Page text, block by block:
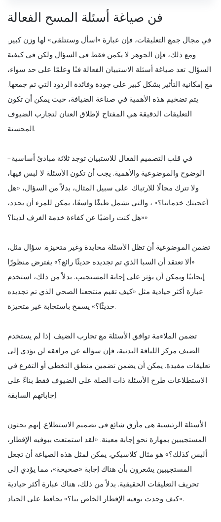
فن صياغة أسئلة المسح الفعالة
في مجال جمع التعليقات، فإن عبارة «اسأل وستتلقى» لها وزن كبير.
ومع ذلك، فإن الجوهر لا يكمن فقط في السؤال ولكن في كيفية
السؤال. تعد صياغة أسئلة الاستبيان الفعالة فنًا وعلمًا على حد سواء،
مع إمكانية التأثير بشكل كبير على جودة وفائدة الردود التي تم جمعها.
يتم تضخيم هذه الأهمية في صناعة الضيافة، حيث يمكن أن تكون
التعليقات الدقيقة هي المفتاح لإطلاق العنان لتجارب الضيوف
المحسنة.
في قلب التصميم الفعال للاستبيان توجد ثلاثة مبادئ أساسية-
الوضوح والموضوعية والأهمية. يجب أن تكون الأسئلة لا لبس فيها،
ولا تترك مجالًا للارتباك. على سبيل المثال، بدلاً من السؤال، «هل
أعجبتك خدماتنا؟» ، والتي تشمل طيفًا واسعًا، يمكن للمرء أن يحدد،
«هل كنت راضيًا عن كفاءة خدمة الغرف لدينا؟»
تضمن الموضوعية أن تظل الأسئلة محايدة وغير متحيزة. سؤال مثل،
«ألا تعتقد أن السبا الذي تم تجديده حديثًا رائع؟» يفترض منظورًا
إيجابيًا ويمكن أن يؤثر على إجابة المستجيب. بدلاً من ذلك، استخدم
عبارة أكثر حيادية مثل «كيف تقيم منتجعنا الصحي الذي تم تجديده
حديثًا؟» يسمح باستجابة غير متحيزة.
تضمن الملاءمة توافق الأسئلة مع تجارب الضيف. إذا لم يستخدم
الضيف مركز اللياقة البدنية، فإن سؤاله عن مرافقه لن يؤدي إلى
تعليقات مفيدة. يمكن أن يضمن تضمين منطق التخطي أو التفرع في
الاستطلاعات طرح الأسئلة ذات الصلة على الضيوف فقط بناءً على
إجاباتهم السابقة.
الأسئلة الرئيسية هي مأزق شائع في تصميم الاستطلاع. إنهم يحثون
المستجيبين بمهارة نحو إجابة معينة. «لقد استمتعت ببوفيه الإفطار،
أليس كذلك؟» هو مثال كلاسيكي. يمكن لمثل هذه الصياغة أن تجعل
المستجيبين يشعرون بأن هناك إجابة «صحيحة»، مما يؤدي إلى
تحريف التعليقات الحقيقية. بدلاً من ذلك، هناك عبارة أكثر حيادية
«كيف وجدت بوفيه الإفطار الخاص بنا؟» يحافظ على الحياد.